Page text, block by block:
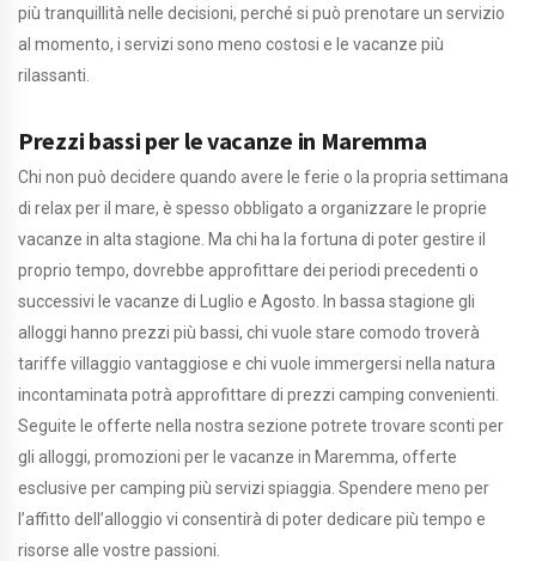
più tranquillità nelle decisioni, perché si può prenotare un servizio
al momento, i servizi sono meno costosi e le vacanze più
rilassanti.
Prezzi bassi per le vacanze in Maremma
Chi non può decidere quando avere le ferie o la propria settimana
di relax per il mare, è spesso obbligato a organizzare le proprie
vacanze in alta stagione. Ma chi ha la fortuna di poter gestire il
proprio tempo, dovrebbe approfittare dei periodi precedenti o
successivi le vacanze di Luglio e Agosto. In bassa stagione gli
alloggi hanno prezzi più bassi, chi vuole stare comodo troverà
tariffe villaggio vantaggiose e chi vuole immergersi nella natura
incontaminata potrà approfittare di prezzi camping convenienti.
Seguite le offerte nella nostra sezione potrete trovare sconti per
gli alloggi, promozioni per le vacanze in Maremma, offerte
esclusive per camping più servizi spiaggia. Spendere meno per
l’affitto dell’alloggio vi consentirà di poter dedicare più tempo e
risorse alle vostre passioni.